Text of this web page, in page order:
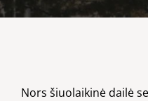
Nors šiuolaikinė dailė